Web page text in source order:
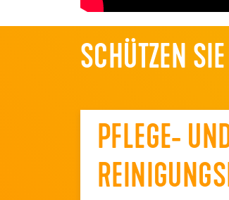
SCHÜTZEN
PFLEGE-